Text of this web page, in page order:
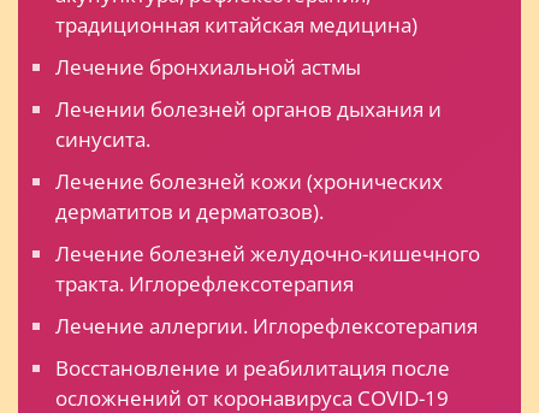
традиционная китайская медицина)
Лечение бронхиальной астмы
Лечении болезней органов дыхания и
синусита.
Лечение болезней кожи (хронических
дерматитов и дерматозов).
Лечение болезней желудочно-кишечного
тракта. Иглорефлексотерапия
Лечение аллергии. Иглорефлексотерапия
Восстановление и реабилитация после
осложнений от коронавируса COVID-19